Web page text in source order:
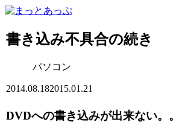
書き込み不具合の続き
パソコン
2014.08.182015.01.21
DVDへの書き込みが出来ない。。